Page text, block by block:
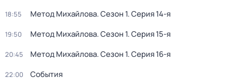
18:55 Метод Михайлова. Сезон 1. Серия 14-я
19:50 Метод Михайлова. Сезон 1. Серия 15-я
20:45 Метод Михайлова. Сезон 1. Серия 16-я
22:00 События